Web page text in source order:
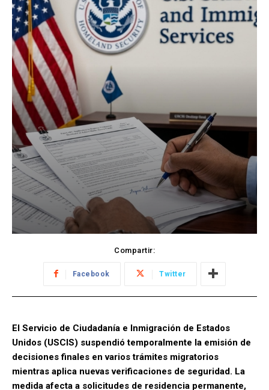
Compartir:
Facebook Twitter
El Servicio de Ciudadanía e Inmigración de Estados
Unidos (USCIS) suspendió temporalmente la emisión de
decisiones finales en varios trámites migratorios
mientras aplica nuevas verificaciones de seguridad. La
medida afecta a solicitudes de residencia permanente,